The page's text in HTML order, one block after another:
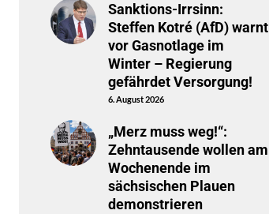
Sanktions-Irrsinn:
Steffen Kotré (AfD) warnt
vor Gasnotlage im
Winter – Regierung
gefährdet Versorgung!
6. August 2026
„Merz muss weg!“:
Zehntausende wollen am
Wochenende im
sächsischen Plauen
demonstrieren